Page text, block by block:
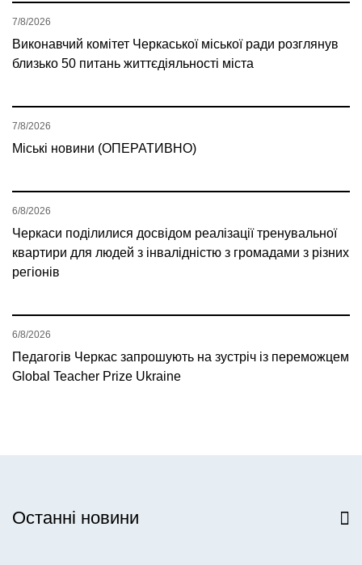
Виконавчий комітет Черкаської міської ради розглянув
близько 50 питань життєдіяльності міста
7/8/2026
Міські новини (ОПЕРАТИВНО)
7/8/2026
Черкаси поділилися досвідом реалізації тренувальної
квартири для людей з інвалідністю з громадами з різних
регіонів
6/8/2026
Педагогів Черкас запрошують на зустріч із переможцем
Global Teacher Prize Ukraine
6/8/2026
Останні новини